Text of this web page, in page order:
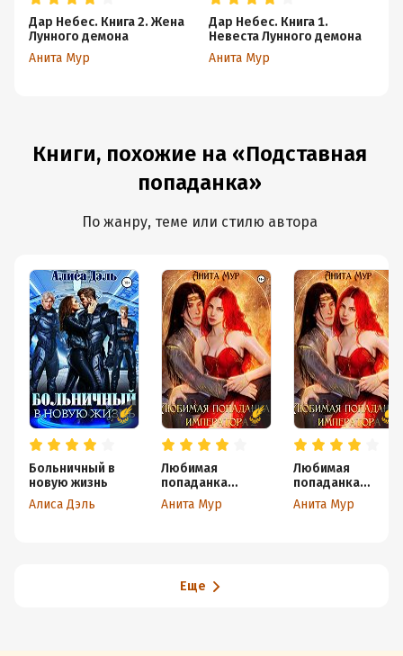
Дар Небес. Книга 2. Жена
Лунного демона
Анита Мур
Дар Небес. Книга 1.
Невеста Лунного демона
Анита Мур
Книги, похожие на «Подставная
попаданка»
По жанру, теме или стилю автора
Больничный в
новую жизнь
Алиса Дэль
Любимая
попаданка
императора 2
Анита Мур
Любимая
попаданка
императора
Анита Мур
Еще